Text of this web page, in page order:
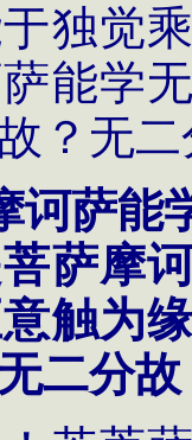
独觉
能学
？无
诃萨能
萨摩
触为
二分故